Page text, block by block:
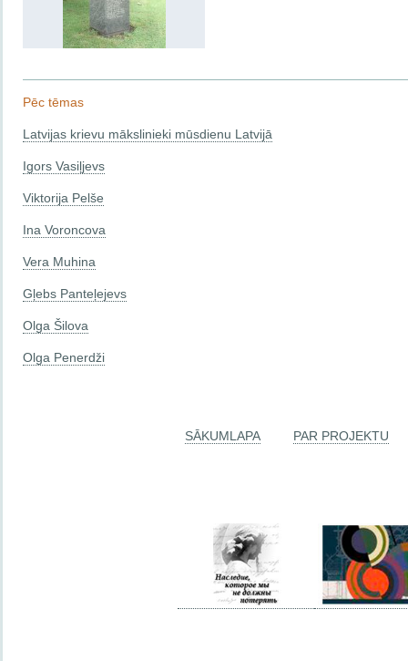
Pēc tēmas
Latvijas krievu mākslinieki mūsdienu Latvijā
Igors Vasiļjevs
Viktorija Pelše
Ina Voroncova
Vera Muhina
Gļebs Panteļejevs
Olga Šilova
Olga Penerdži
SĀKUMLAPA PAR PROJEKTU